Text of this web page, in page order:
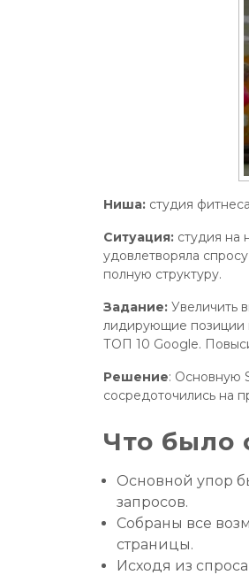
Ниша: студия
Ситуация: студия на
удовлетворяла
полную структуру.
Задание: Увеличить
лидирующие позиции
ТОП 10 Google.
Решение: Основную
сосредоточились на
Что было
Основной упор
запросов.
Собраны все
страницы.
Исходя из